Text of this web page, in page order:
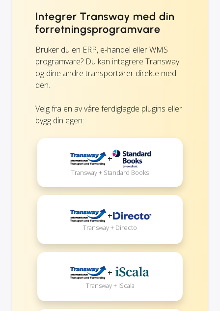
Integrer Transway med din
forretningsprogramvare
Bruker du en ERP, e-handel eller WMS
programvare? Du kan integrere Transway
og dine andre transportører direkte med
den.
Velg fra en av våre ferdiglagde plugins eller
bygg din egen:
+
Transway + Standard Books
+
Transway + Directo
+
Transway + iScala